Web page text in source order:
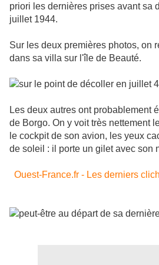
priori les dernières prises avant sa
juillet 1944.
Sur les deux premières photos, on
dans sa villa sur l'île de Beauté.
Les deux autres ont probablement
de Borgo. On y voit très nettement
le cockpit de son avion, les yeux
de soleil : il porte un gilet avec son
Ouest-France.fr - Les derniers